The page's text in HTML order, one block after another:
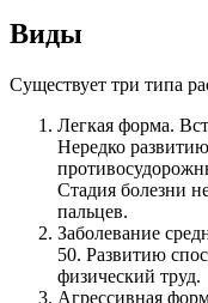
Виды
Существует три типа
Легкая форма.
Нередко
Стадия болезни
пальцев.
Заболевание
50. Развитию
физический труд.
Агрессивная